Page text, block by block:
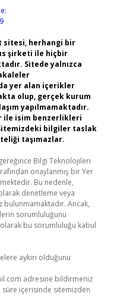
sitesi, herhangi bir
şirketi ile hiçbir
Sitede yalnızca
yer alan içerikler
olup, gerçek kurum
yapılmamaktadır.
ile isim benzerlikleri
bilgiler taslak
taşımazlar.
Bilgi Teknolojileri
onaylanmış bir Yer
Bu nedenle,
denetleme veya
bulunmamaktadır. Ancak,
sorumluluğunu
bu sorumluluğu kabul
aykırı olduğunu
adresine bildirmeniz
içerisinde sitemizden